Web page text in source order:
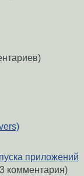
приложений
комментария)